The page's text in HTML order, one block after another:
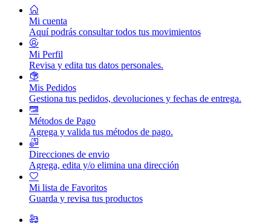
Mi cuenta
Aquí podrás consultar todos tus movimientos
Mi Perfil
Revisa y edita tus datos personales.
Mis Pedidos
Gestiona tus pedidos, devoluciones y fechas de entrega.
Métodos de Pago
Agrega y valida tus métodos de pago.
Direcciones de envio
Agrega, edita y/o elimina una dirección
Mi lista de Favoritos
Guarda y revisa tus productos